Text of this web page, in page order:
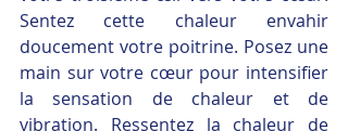
Sentez cette chaleur envahir
doucement votre poitrine. Posez une
main sur votre cœur pour intensifier
la sensation de chaleur et de
vibration. Ressentez la chaleur de